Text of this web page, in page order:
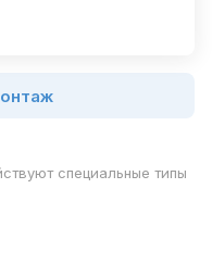
специальные типы